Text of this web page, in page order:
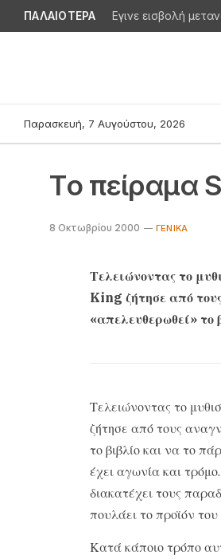
ΠΑΛΑΙΟΤΕΡΑ Εγινε εισβολή
Παρασκευή, 7 Αυγούστου, 2026
Tο πείραμα
8 Οκτωβρίου 2000 ΓΕΝΙΚΆ
Τελειώνοντας το
King ζήτησε από
«απελευθερωθεί» το
Τελειώνοντας το
ζήτησε από τους
το βιβλίο και να το
έχει αγωνία και
διακατέχει τους
πουλάει το προϊόν
Κατά κάποιο τρόπο